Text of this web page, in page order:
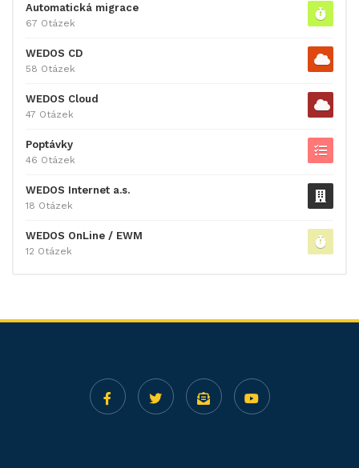
Automatická migrace
67 Otázek
WEDOS CD
58 Otázek
WEDOS Cloud
47 Otázek
Poptávky
46 Otázek
WEDOS Internet a.s.
18 Otázek
WEDOS OnLine / EWM
12 Otázek